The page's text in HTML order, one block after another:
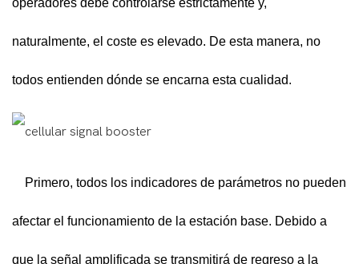
operadores debe controlarse estrictamente y,
naturalmente, el coste es elevado. De esta manera, no
todos entienden dónde se encarna esta cualidad.
Primero, todos los indicadores de parámetros no pueden
afectar el funcionamiento de la estación base. Debido a
que la señal amplificada se transmitirá de regreso a la